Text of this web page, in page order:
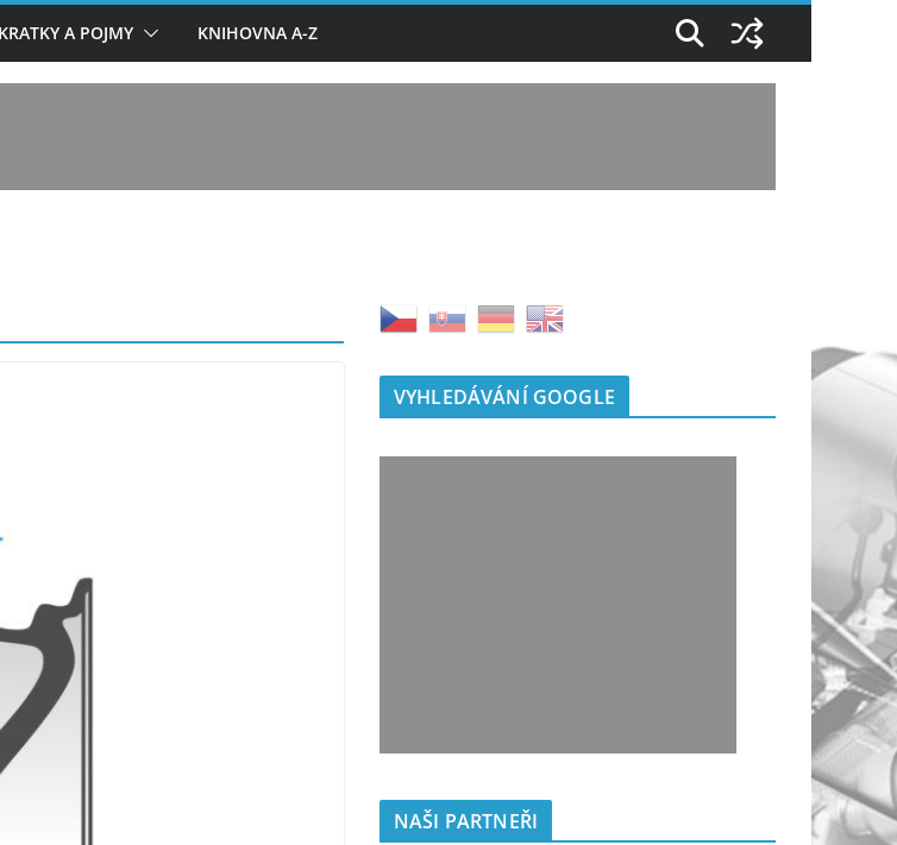
A POJMY KNIHOVNA A-Z
VYHLEDÁVÁNÍ GOOGLE
NAŠI PARTNEŘI